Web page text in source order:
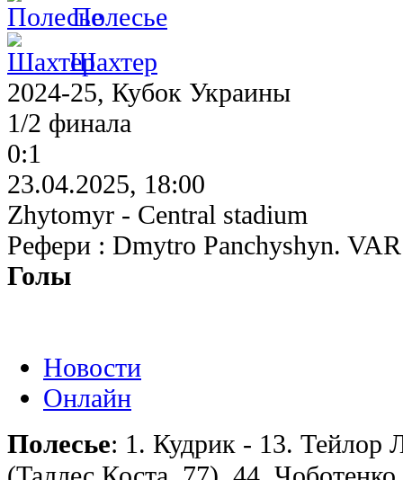
Полесье
Шахтер
2024-25, Кубок Украины
1/2 финала
0:1
23.04.2025, 18:00
Zhytomyr - Central stadium
Рефери : Dmytro Panchyshyn.
Голы
Новости
Онлайн
Полесье: 1. Кудрик - 13. Тейлор